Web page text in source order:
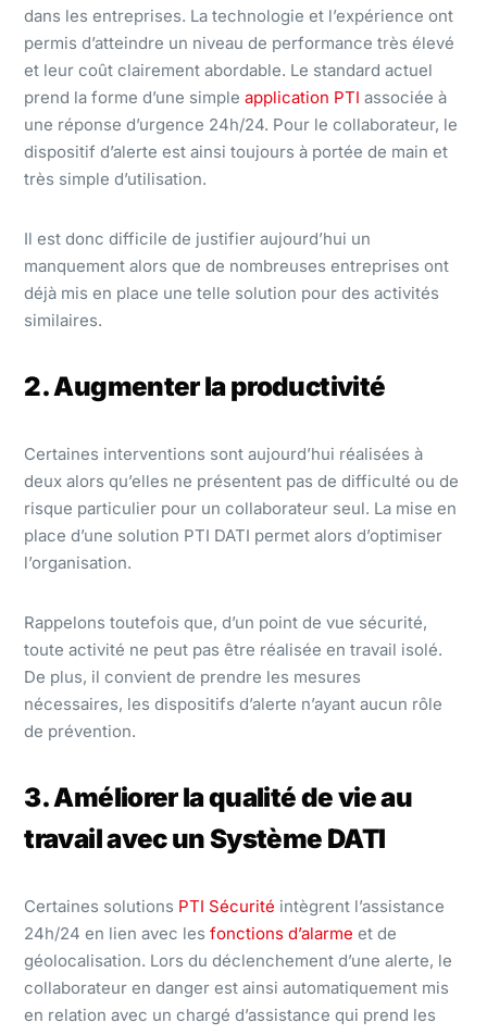
dans les entreprises. La technologie et l’expérience ont
permis d’atteindre un niveau de performance très élevé
et leur coût clairement abordable. Le standard actuel
prend la forme d’une simpleapplication PTI associée à
une réponse d’urgence 24h/24. Pour le collaborateur, le
dispositif d’alerte est ainsi toujours à portée de main et
très simple d’utilisation.
Il est donc difficile de justifier aujourd’hui un
manquement alors que de nombreuses entreprises ont
déjà mis en place une telle solution pour des activités
similaires.
2. Augmenter la productivité
Certaines interventions sont aujourd’hui réalisées à
deux alors qu’elles ne présentent pas de difficulté ou de
risque particulier pour un collaborateur seul. La mise en
place d’une solution PTI DATI permet alors d’optimiser
l’organisation.
Rappelons toutefois que, d’un point de vue sécurité,
toute activité ne peut pas être réalisée en travail isolé.
De plus, il convient de prendre les mesures
nécessaires, les dispositifs d’alerte n’ayant aucun rôle
de prévention.
3. Améliorer la qualité de vie au
travail avec un Système DATI
Certaines solutions PTI Sécurité intègrent l’assistance
24h/24 en lien avec lesfonctions d’alarme et de
géolocalisation. Lors du déclenchement d’une alerte, le
collaborateur en danger est ainsi automatiquement mis
en relation avec un chargé d’assistance qui prend les